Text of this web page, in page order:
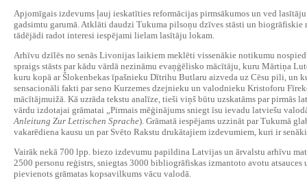
Apjomīgais izdevums ļauj ieskatīties reformācijas pirmsākumos un ved
gadsimtu garumā. Atklāti daudzi Tukuma pilsoņu dzīves stāsti un
tādējādi radot interesi iespējami lielam lasītāju lokam.
Arhīvu dzīlēs no senās Livonijas laikiem meklēti vissenākie notikumu
spraigs stāsts par kādu vārdā nezināmu evaņģēlisko mācītāju, kuru Mārtiņa
kuru kopā ar Šlokenbekas īpašnieku Dītrihu Butlaru aizveda uz Cēsu pili, un
sensacionāli fakti par seno Kurzemes dzejnieku un valodnieku Kristoforu
mācītājmuižā. Kā uzrāda tekstu analīze, tieši viņš būtu uzskatāms par pirmās
vārdu izdotajai grāmatai „Pirmais mēģinājums sniegt īsu ievadu latviešu
Anleitung Zur Lettischen Sprache). Grāmatā iespējams uzzināt par Tukumā
vakarēdiena kausu un par Svēto Rakstu drukātajiem izdevumiem, kuri ir
Vairāk nekā 700 lpp. biezo izdevumu papildina Latvijas un ārvalstu arhīvu
2500 personu reģistrs, sniegtas 3000 bibliogrāfiskas izmantoto avotu
pievienots grāmatas kopsavilkums vācu valodā.